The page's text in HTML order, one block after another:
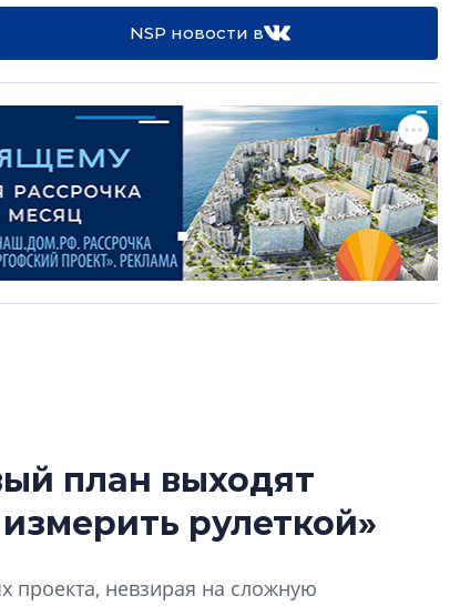
NSP новости в
план выходят
рулеткой»
проекта, невзирая на сложную
Роман
перемен в ЖК
Девелопер